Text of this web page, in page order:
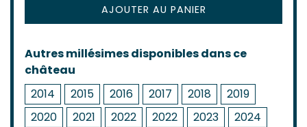
AJOUTER AU PANIER
Autres millésimes disponibles dans ce
château
2014
2015 2016 2017 2018
2019
2020
2021 2022 2022 2023
2024